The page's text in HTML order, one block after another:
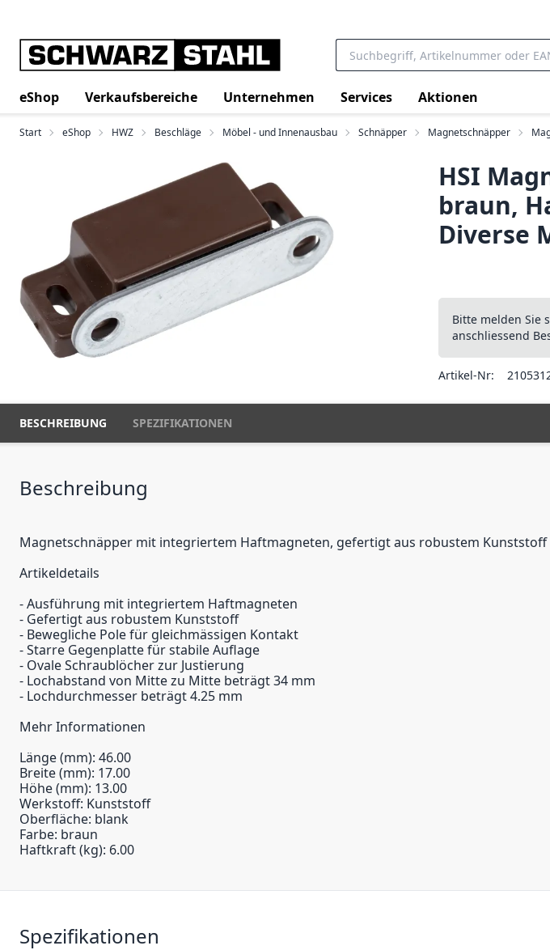
eShop Verkaufsbereiche Unternehmen Services Aktionen
Start eShop HWZ Beschläge Möbel - und Innenausbau Schnäpper Magnetschnäpper
HSI
braun,
Diverse
Bitte melden Sie
anschliessend
Artikel-Nr:
BESCHREIBUNG SPEZIFIKATIONEN
Beschreibung
Magnetschnäpper mit integriertem Haftmagneten, gefertigt aus robustem Kunststoff
Artikeldetails
- Ausführung mit integriertem Haftmagneten
- Gefertigt aus robustem Kunststoff
- Bewegliche Pole für gleichmässigen Kontakt
- Starre Gegenplatte für stabile Auflage
- Ovale Schraublöcher zur Justierung
- Lochabstand von Mitte zu Mitte beträgt 34 mm
- Lochdurchmesser beträgt 4.25 mm
Mehr Informationen
Länge (mm): 46.00
Breite (mm): 17.00
Höhe (mm): 13.00
Werkstoff: Kunststoff
Oberfläche: blank
Farbe: braun
Haftkraft (kg): 6.00
Spezifikationen